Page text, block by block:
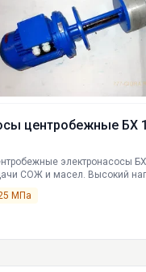
центробежные БХ
электронасосы
СОЖ и масел. Высокий
ГИДРАВЛИКА.
МПа